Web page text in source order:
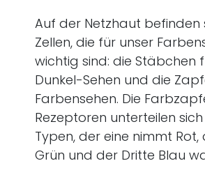
Auf der Netzhaut befinden
Zellen, die für unser
wichtig sind: die Stäbchen
Dunkel-Sehen und die
Farbensehen. Die
Rezeptoren unterteilen
Typen, der eine nimmt
Grün und der Dritte Blau